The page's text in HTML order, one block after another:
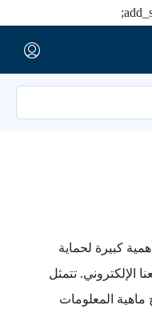
كبيرة لحماية
تتمثل
المعلومات